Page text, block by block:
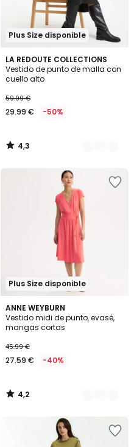
Plus Size disponible
LA REDOUTE COLLECTIONS
Vestido de punto de malla con
cuello alto
59.99 €
29.99 € -50%
4,3
/ 5
2
Colores
4,3
/
Plus Size disponible
ANNE WEYBURN
Vestido midi de punto, evasé,
mangas cortas
45.99 €
27.59 € -40%
4,2
/ 5
2
Colores
4,2
/